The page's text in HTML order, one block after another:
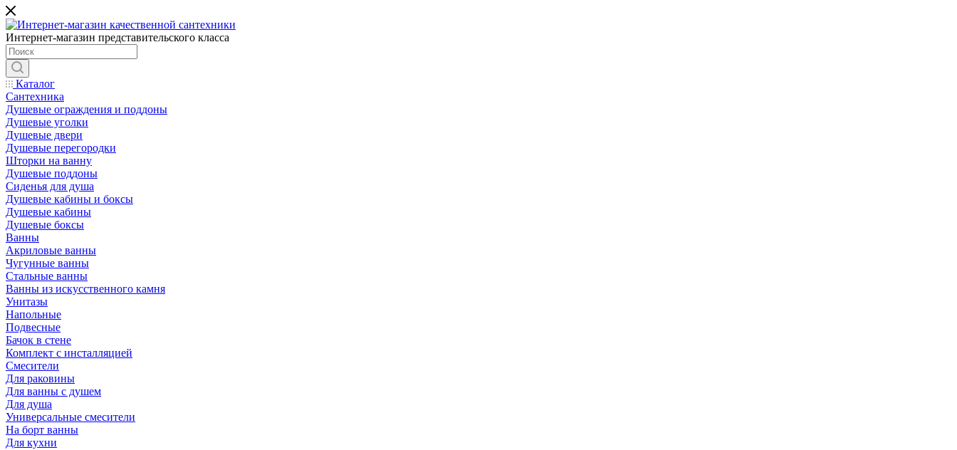
Интернет-магазин представительского класса
Каталог
Сантехника
Душевые ограждения и поддоны
Душевые уголки
Душевые двери
Душевые перегородки
Шторки на ванну
Душевые поддоны
Сиденья для душа
Душевые кабины и боксы
Душевые кабины
Душевые боксы
Ванны
Акриловые ванны
Чугунные ванны
Стальные ванны
Ванны из искусственного камня
Унитазы
Напольные
Подвесные
Бачок в стене
Комплект с инсталляцией
Смесители
Для раковины
Для ванны с душем
Для душа
Универсальные смесители
На борт ванны
Для кухни